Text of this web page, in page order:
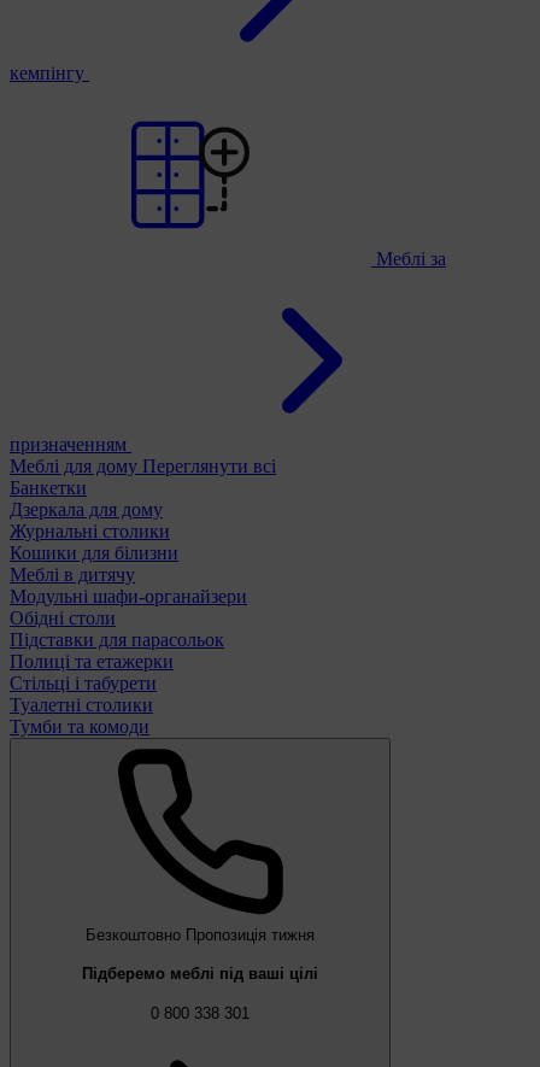
кемпінгу
Меблі за
призначенням
Меблі для дому Переглянути всі
Банкетки
Дзеркала для дому
Журнальні столики
Кошики для білизни
Меблі в дитячу
Модульні шафи-органайзери
Обідні столи
Підставки для парасольок
Полиці та етажерки
Стільці і табурети
Туалетні столики
Тумби та комоди
Безкоштовно Пропозиція тижня
Підберемо меблі під ваші цілі
0 800 338 301